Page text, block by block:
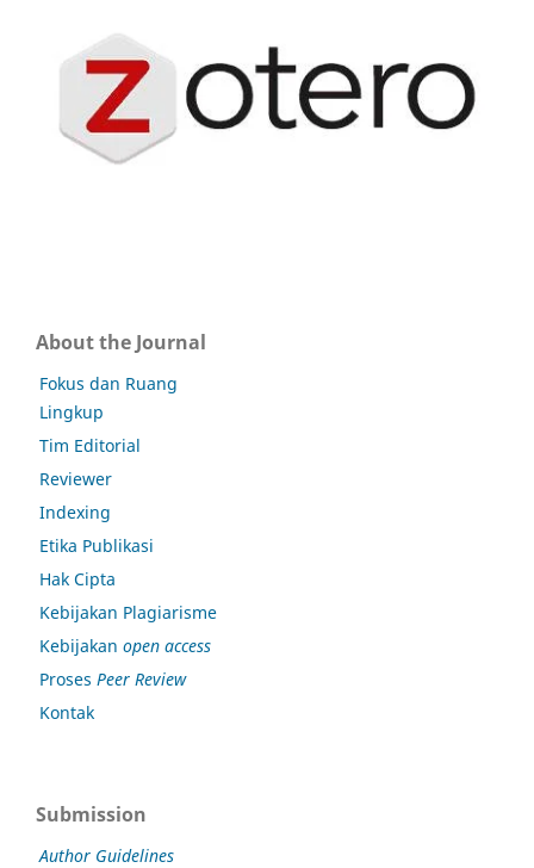
About the Journal
Fokus dan Ruang
Lingkup
Tim Editorial
Reviewer
Indexing
Etika Publikasi
Hak Cipta
Kebijakan Plagiarisme
Kebijakan open access
Proses Peer Review
Kontak
Submission
Author Guidelines